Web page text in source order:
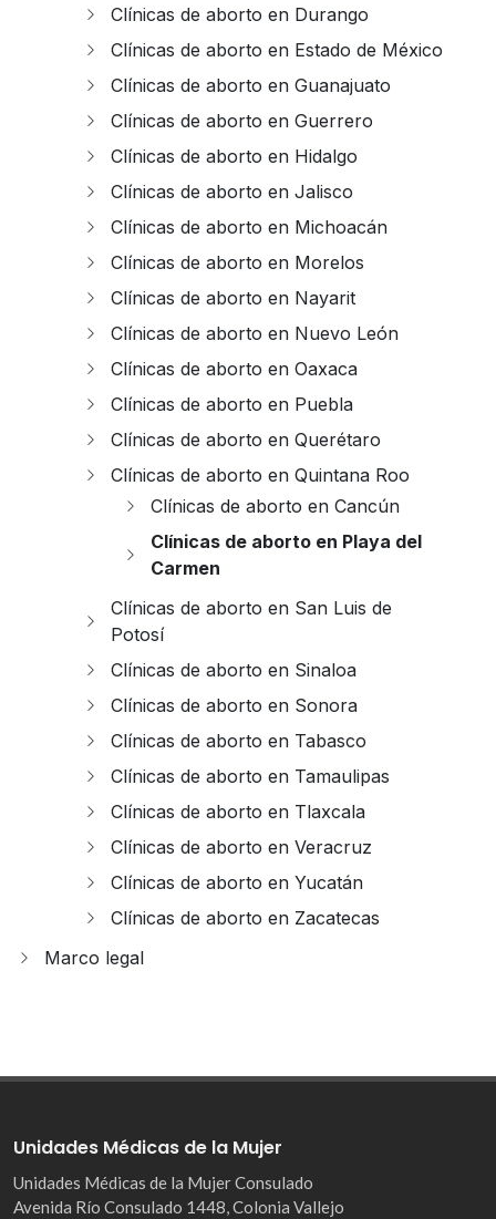
Clínicas de aborto en Durango
Clínicas de aborto en Estado de México
Clínicas de aborto en Guanajuato
Clínicas de aborto en Guerrero
Clínicas de aborto en Hidalgo
Clínicas de aborto en Jalisco
Clínicas de aborto en Michoacán
Clínicas de aborto en Morelos
Clínicas de aborto en Nayarit
Clínicas de aborto en Nuevo León
Clínicas de aborto en Oaxaca
Clínicas de aborto en Puebla
Clínicas de aborto en Querétaro
Clínicas de aborto en Quintana Roo
Clínicas de aborto en Cancún
Clínicas de aborto en Playa del
Carmen
Clínicas de aborto en San Luis de
Potosí
Clínicas de aborto en Sinaloa
Clínicas de aborto en Sonora
Clínicas de aborto en Tabasco
Clínicas de aborto en Tamaulipas
Clínicas de aborto en Tlaxcala
Clínicas de aborto en Veracruz
Clínicas de aborto en Yucatán
Clínicas de aborto en Zacatecas
Marco legal
Unidades Médicas de la Mujer
Unidades Médicas de la Mujer Consulado
Avenida Río Consulado 1448, Colonia Vallejo